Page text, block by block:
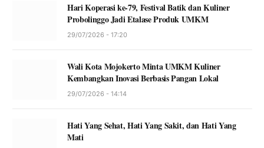
Hari Koperasi ke-79, Festival Batik dan Kuliner
Probolinggo Jadi Etalase Produk UMKM
29/07/2026 - 17:20
Wali Kota Mojokerto Minta UMKM Kuliner
Kembangkan Inovasi Berbasis Pangan Lokal
29/07/2026 - 14:14
Hati Yang Sehat, Hati Yang Sakit, dan Hati Yang
Mati